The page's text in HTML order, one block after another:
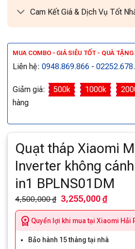
Cam Kết Giá & Dịch Vụ Tốt
MUA COMBO - GIÁ SIÊU TỐT - QUÀ TẶNG
Liên hệ: 0948.869.866 -
Giảm giá: 500k 1000k
hàng
Quạt tháp Xiaomi
Inverter không
in1 BPLNS01DM
4,500,000 ₫ 3,255,000 ₫
Quyền lợi khi mua tại Xiaomi Hải
Bảo hành 15 tháng tại nhà